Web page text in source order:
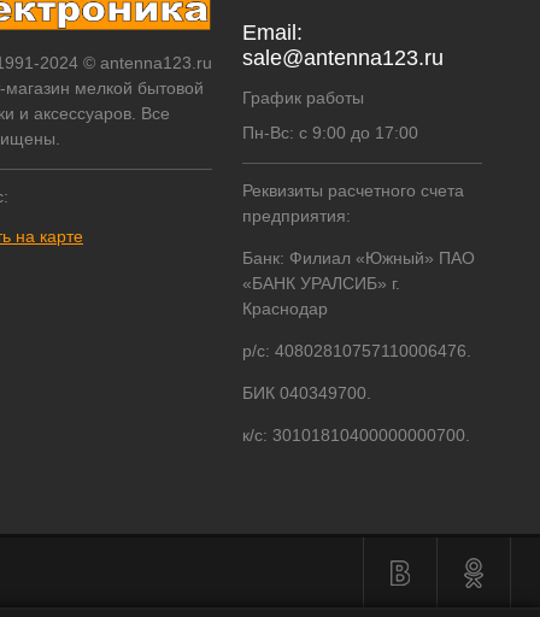
2024 © antenna123.ru
магазин мелкой бытовой
и аксессуаров. Все
на карте
Email:
sale@antenna123.ru
График работы
Пн-Вс: с 9:00 до 17:00
Реквизиты расчетного счета
предприятия:
Банк: Филиал «Южный» ПАО
«БАНК УРАЛСИБ» г.
Краснодар
р/с: 40802810757110006476.
БИК 040349700.
к/с: 30101810400000000700.